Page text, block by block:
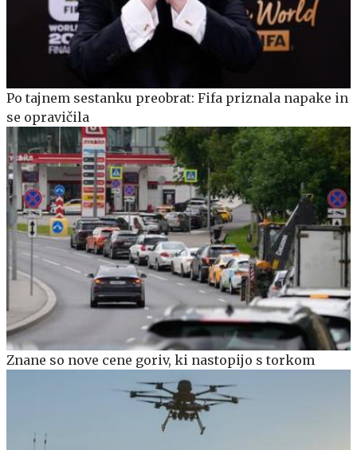
Po tajnem sestanku preobrat: Fifa priznala napake in
se opravičila
Znane so nove cene goriv, ki nastopijo s torkom